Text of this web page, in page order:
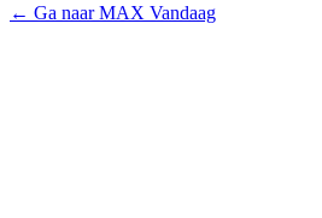
← Ga naar MAX Vandaag